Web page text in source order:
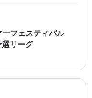
フェスティバル
リーグ